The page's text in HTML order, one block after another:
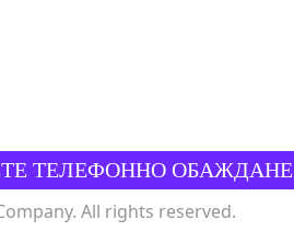
ТЕЛЕФОННО ОБАЖДАНЕ
All rights reserved.